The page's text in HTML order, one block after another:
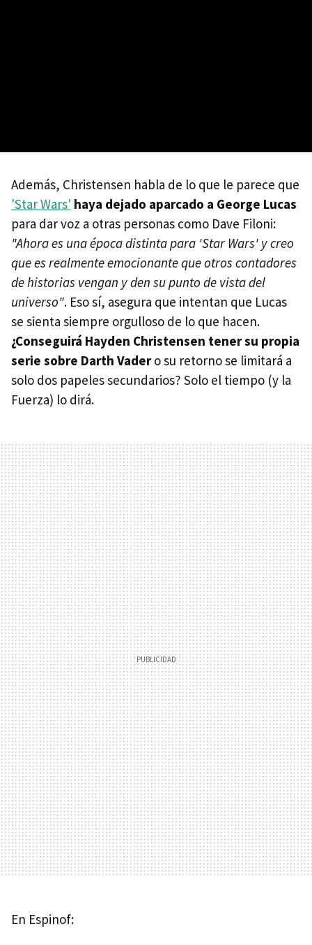
Además, Christensen habla de lo que le parece que
'Star Wars' haya dejado aparcado a George Lucas
para dar voz a otras personas como Dave Filoni:
"Ahora es una época distinta para 'Star Wars' y creo
que es realmente emocionante que otros contadores
de historias vengan y den su punto de vista del
universo". Eso sí, asegura que intentan que Lucas
se sienta siempre orgulloso de lo que hacen.
¿Conseguirá Hayden Christensen tener su propia
serie sobre Darth Vadero su retorno se limitará a
solo dos papeles secundarios? Solo el tiempo (y la
Fuerza) lo dirá.
En Espinof: